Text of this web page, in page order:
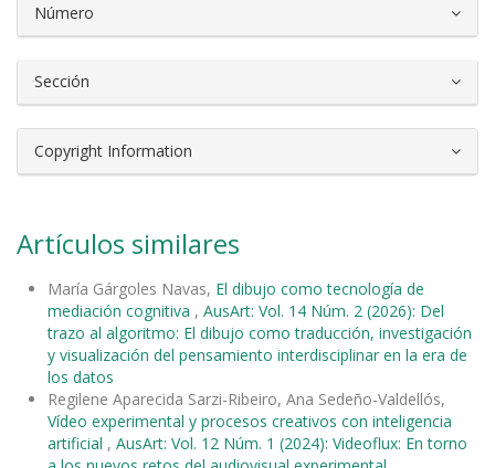
Número
Sección
Copyright Information
Artículos similares
María Gárgoles Navas, El dibujo como tecnología de
mediación cognitiva , AusArt: Vol. 14 Núm. 2 (2026): Del
trazo al algoritmo: El dibujo como traducción, investigación
y visualización del pensamiento interdisciplinar en la era de
los datos
Regilene Aparecida Sarzi-Ribeiro, Ana Sedeño-Valdellós,
Vídeo experimental y procesos creativos con inteligencia
artificial , AusArt: Vol. 12 Núm. 1 (2024): Videoflux: En torno